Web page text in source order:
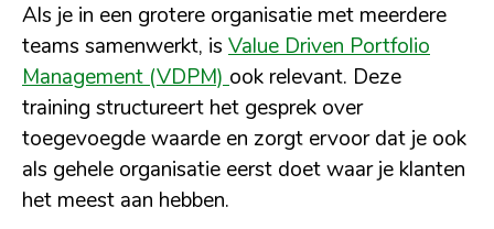
Als je in een grotere organisatie met meerdere
teams samenwerkt, is Value Driven Portfolio
Management (VDPM)ook relevant. Deze
training structureert het gesprek over
toegevoegde waarde en zorgt ervoor dat je ook
als gehele organisatie eerst doet waar je klanten
het meest aan hebben.